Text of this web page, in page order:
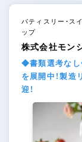
パティスリー・ス
ップ
株式会社モン
◆書類選考なし
を展開中！製
迎！